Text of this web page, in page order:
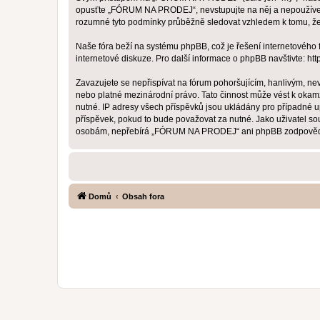
opusťte „FÓRUM NA PRODEJ“, nevstupujte na něj a
rozumné tyto podmínky průběžně sledovat vzhledem k tomu,
Naše fóra beží na systému phpBB, což je řešení
internetové diskuze. Pro další informace o phpBB navštivte:
Zavazujete se nepřispívat na fórum pohoršujícím, hanlivým,
nebo platné mezinárodní právo. Tato činnost může vést k
nutné. IP adresy všech příspěvků jsou ukládány pro případné
příspěvek, pokud to bude považovat za nutné. Jako uživatel
osobám, nepřebírá „FÓRUM NA PRODEJ“ ani phpBB
Domů Obsah fora